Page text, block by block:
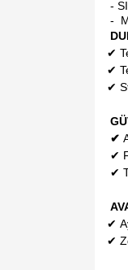
-
-
✔
✔
✔
✔
✔
✔
✔
✔